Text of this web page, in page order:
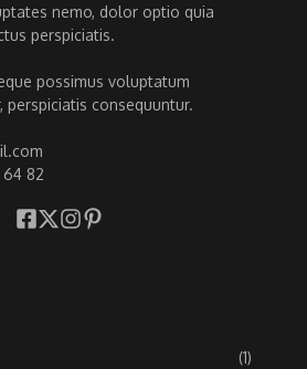
nemo, dolor optio quia
perspiciatis.
possimus voluptatum
consequuntur.
82
(1)